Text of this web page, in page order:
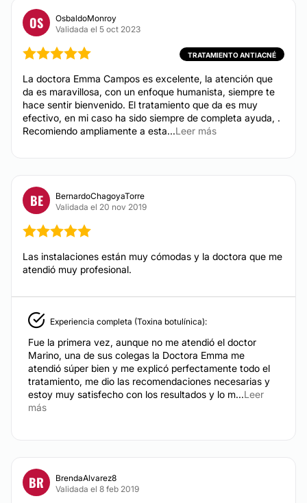
Eliminación de verrugas
Manchas en la Piel
Tratamiento antiacné
Carcinoma Basocelular
CIRUGÍA PLÁSTICA
OS
OsbaldoMonroy
Validada el 5 oct 2023
TRATAMIENTO ANTIACNÉ
La doctora Emma Campos es excelente, la atención que
da es maravillosa, con un enfoque humanista, siempre te
hace sentir bienvenido. El tratamiento que da es muy
efectivo, en mi caso ha sido siempre de completa ayuda, .
Recomiendo ampliamente a esta...Leer más
BE
BernardoChagoyaTorre
Validada el 20 nov 2019
Las instalaciones están muy cómodas y la doctora que me
atendió muy profesional.
Experiencia completa (Toxina botulínica):
Fue la primera vez, aunque no me atendió el doctor
Marino, una de sus colegas la Doctora Emma me
atendió súper bien y me explicó perfectamente todo el
tratamiento, me dio las recomendaciones necesarias y
estoy muy satisfecho con los resultados y lo m...Leer
más
BR
BrendaAlvarez8
Validada el 8 feb 2019